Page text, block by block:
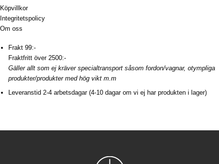
Köpvillkor
Integritetspolicy
Om oss
Frakt 99:-
Fraktfritt över 2500:-
Gäller allt som ej kräver specialtransport såsom fordon/vagnar, otympliga
produkter/produkter med hög vikt m.m
Leveranstid 2-4 arbetsdagar (4-10 dagar om vi ej har produkten i lager)